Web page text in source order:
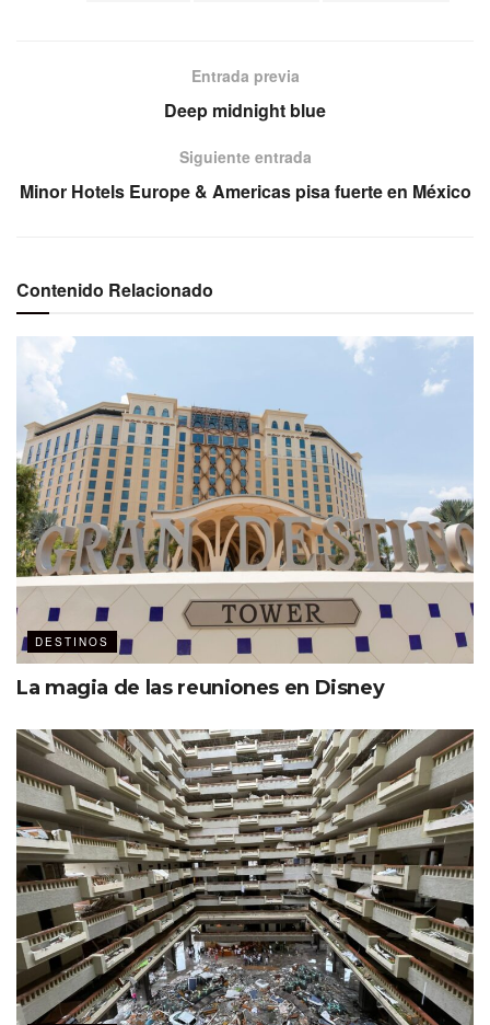
Entrada previa
Deep midnight blue
Siguiente entrada
Minor Hotels Europe & Americas pisa fuerte en México
Contenido Relacionado
DESTINOS
La magia de las reuniones en Disney